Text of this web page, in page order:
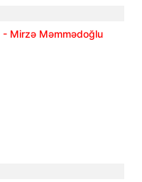
- Mirzə Məmmədoğlu